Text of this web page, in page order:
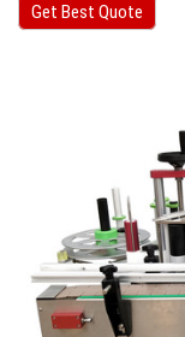
Get Best Quote